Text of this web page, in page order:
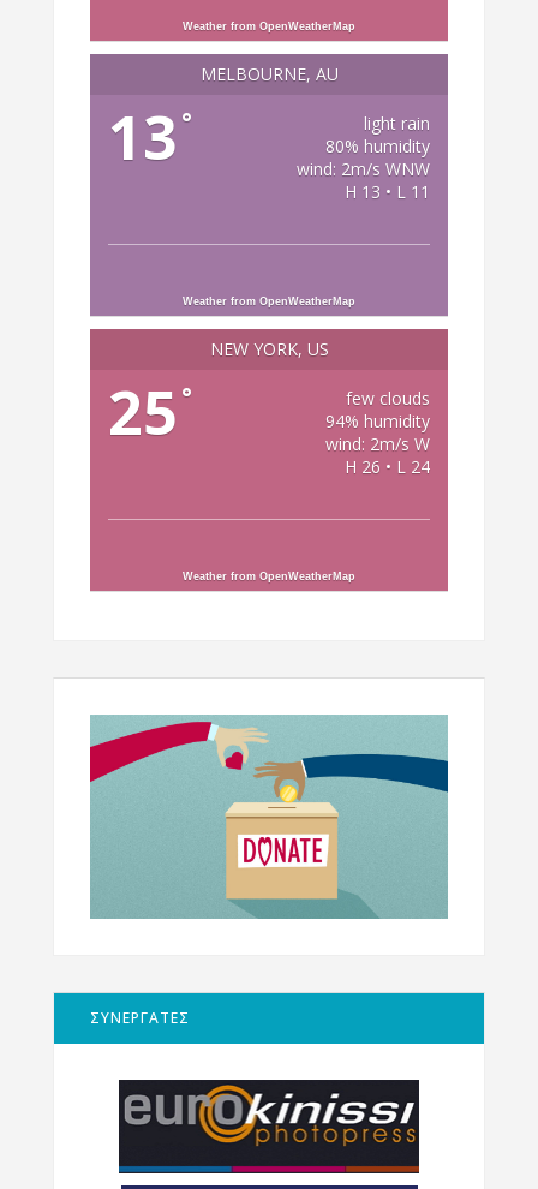
Weather from OpenWeatherMap
MELBOURNE, AU
13 °
light rain
80% humidity
wind: 2m/s WNW
H 13 • L 11
Weather from OpenWeatherMap
NEW YORK, US
25 °
few clouds
94% humidity
wind: 2m/s W
H 26 • L 24
Weather from OpenWeatherMap
ΣΥΝΕΡΓΑΤΕΣ